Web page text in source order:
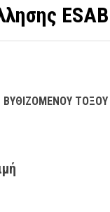
ΤΟΞΟΥ